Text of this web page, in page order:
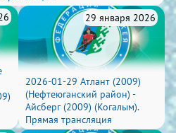
29 января 2026
2026-01-29 Атлант (2009)
(Нефтеюганский район) -
Айсберг (2009) (Когалым).
Прямая трансляция